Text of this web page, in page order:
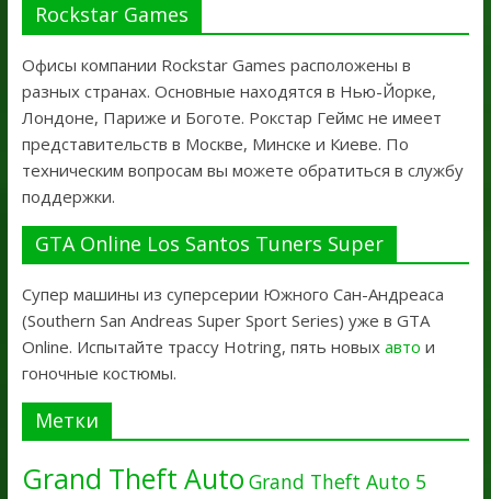
Rockstar Games
Офисы компании Rockstar Games расположены в
разных странах. Основные находятся в Нью-Йорке,
Лондоне, Париже и Боготе. Рокстар Геймс не имеет
представительств в Москве, Минске и Киеве. По
техническим вопросам вы можете обратиться в службу
поддержки.
GTA Online Los Santos Tuners Super
Супер машины из суперсерии Южного Сан-Андреаса
(Southern San Andreas Super Sport Series) уже в GTA
Online. Испытайте трассу Hotring, пять новых авто и
гоночные костюмы.
Метки
Grand Theft Auto Grand Theft Auto 5